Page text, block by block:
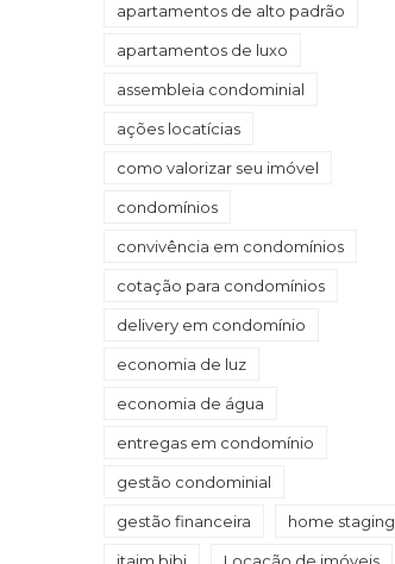
apartamentos de alto padrão
apartamentos de luxo
assembleia condominial
ações locatícias
como valorizar seu imóvel
condomínios
convivência em condomínios
cotação para condomínios
delivery em condomínio
economia de luz
economia de água
entregas em condomínio
gestão condominial
gestão financeira home staging